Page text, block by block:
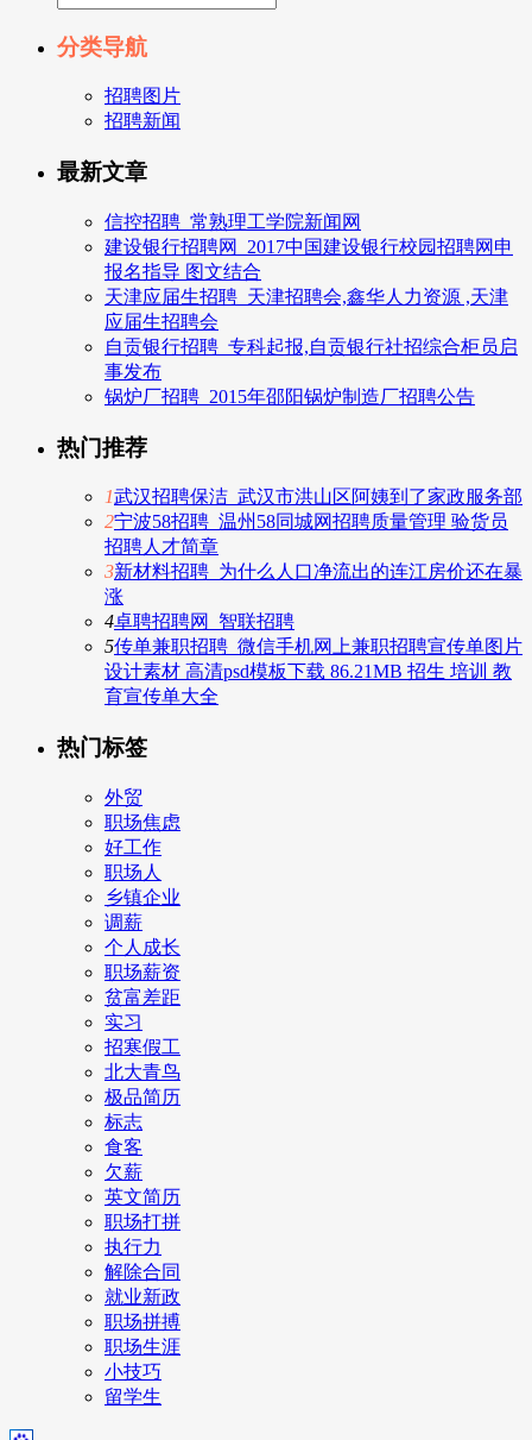
分类导航
招聘图片
招聘新闻
最新文章
信控招聘_常熟理工学院新闻网
建设银行招聘网_2017中国建设银行校园招聘网申
报名指导 图文结合
天津应届生招聘_天津招聘会,鑫华人力资源 ,天津
应届生招聘会
自贡银行招聘_专科起报,自贡银行社招综合柜员启
事发布
锅炉厂招聘_2015年邵阳锅炉制造厂招聘公告
热门推荐
1武汉招聘保洁_武汉市洪山区阿姨到了家政服务部
2宁波58招聘_温州58同城网招聘质量管理 验货员
招聘人才简章
3新材料招聘_为什么人口净流出的连江房价还在暴
涨
4卓聘招聘网_智联招聘
5传单兼职招聘_微信手机网上兼职招聘宣传单图片
设计素材 高清psd模板下载 86.21MB 招生 培训 教
育宣传单大全
热门标签
外贸
职场焦虑
好工作
职场人
乡镇企业
调薪
个人成长
职场薪资
贫富差距
实习
招寒假工
北大青鸟
极品简历
标志
食客
欠薪
英文简历
职场打拼
执行力
解除合同
就业新政
职场拼搏
职场生涯
小技巧
留学生